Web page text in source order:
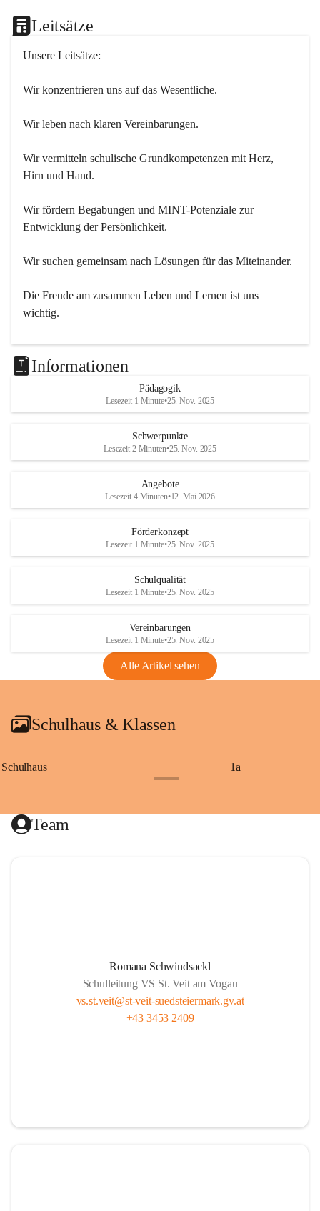
Leitsätze
Unsere Leitsätze:
Wir konzentrieren uns auf das Wesentliche.
Wir leben nach klaren Vereinbarungen.
Wir vermitteln schulische Grundkompetenzen mit Herz,
Hirn und Hand.
Wir fördern Begabungen und MINT-Potenziale zur
Entwicklung der Persönlichkeit.
Wir suchen gemeinsam nach Lösungen für das Miteinander.
Die Freude am zusammen Leben und Lernen ist uns
wichtig.
Informationen
Pädagogik
Lesezeit 1 Minute•25. Nov. 2025
Schwerpunkte
Lesezeit 2 Minuten•25. Nov. 2025
Angebote
Lesezeit 4 Minuten•12. Mai 2026
Förderkonzept
Lesezeit 1 Minute•25. Nov. 2025
Schulqualität
Lesezeit 1 Minute•25. Nov. 2025
Vereinbarungen
Lesezeit 1 Minute•25. Nov. 2025
Alle Artikel sehen
Schulhaus & Klassen
Schulhaus 1a
Team
Romana Schwindsackl
Schulleitung VS St. Veit am Vogau
vs.st.veit@st-veit-suedsteiermark.gv.at
+43 3453 2409